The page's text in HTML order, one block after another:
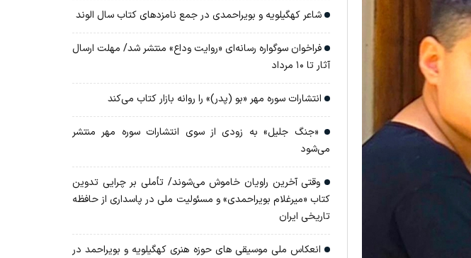
شاعر کهگیلویه و بویراحمدی در جمع نامزدهای کتاب سال الوند
فراخوان سوگواره رسانه‌ای «روایت وداع» منتشر شد/ مهلت ارسال
آثار تا ۱۰ مرداد
انتشارات سوره مهر «بو (پدر)» را روانه بازار کتاب می‌کند
«جنگ جلیل» به زودی از سوی انتشارات سوره مهر منتشر
می‌شود
وقتی آخرین راویان خاموش می‌شوند/ تأملی بر چرایی تدوین
کتاب «میرغلام بویراحمدی» و مسئولیت ملی در پاسداری از حافظه
تاریخی ایران
انعکاس ملی موسیقی های حوزه هنری کهگیلویه و بویراحمد در